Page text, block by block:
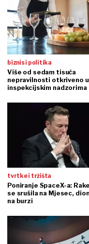
biznis i politika
Više od sedam tisuća
nepravilnosti otkriveno u
inspekcijskim nadzorima
tvrtke i tržišta
Poniranje SpaceX-a:
se srušila na Mjesec,
na burzi